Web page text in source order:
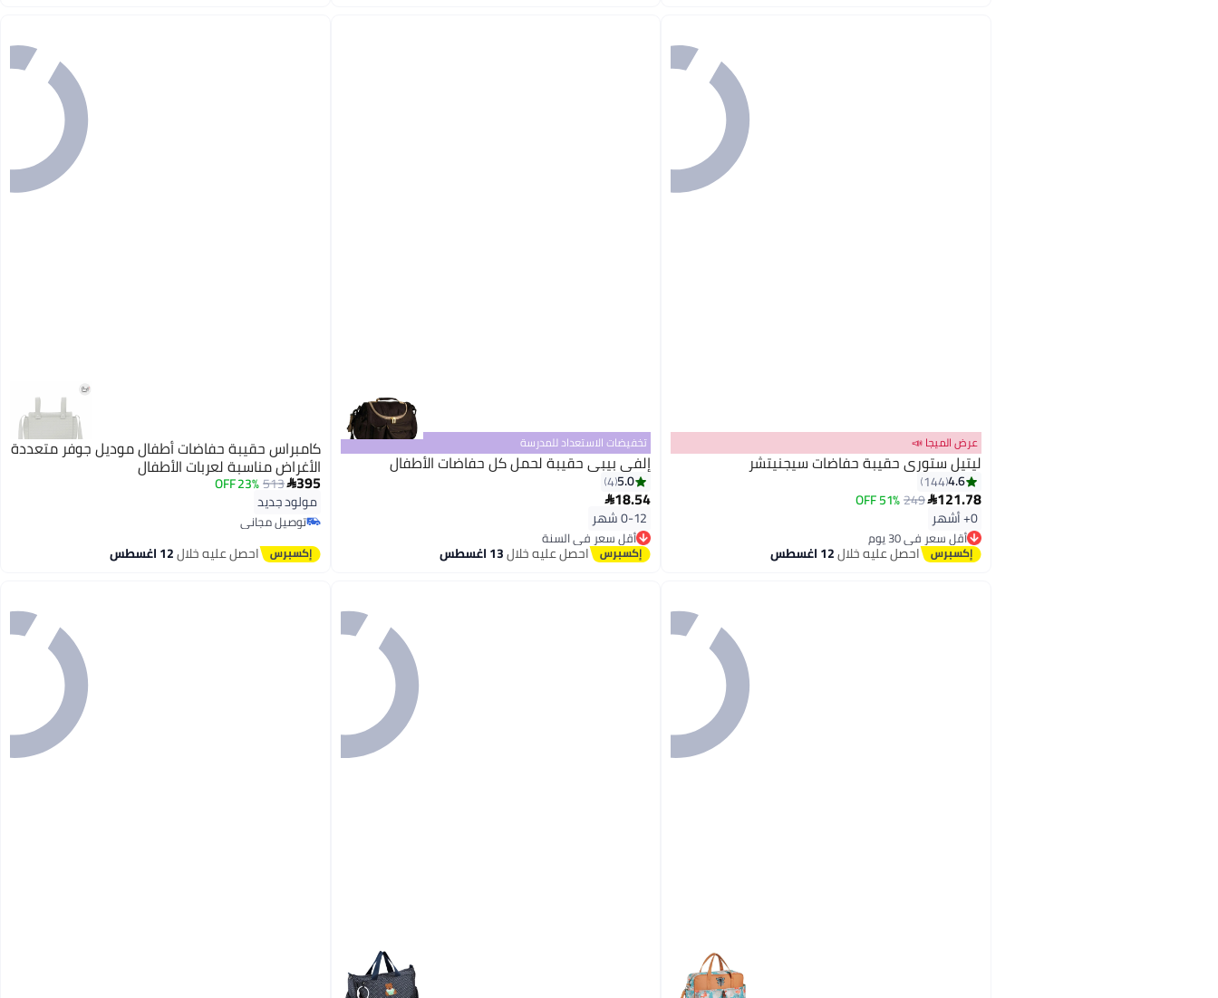
عرض الميجا 📣
ليتيل ستوري حقيبة حفاضات سيجنيتشر
4.6
144
121.78
249
51% OFF
0+ أشهر
أقل سعر في 30 يوم
توصيل مجاني
أقل سعر في 30 يوماحصل عليه خلال12 اغسطس
تخفيضات الاستعداد للمدرسة
إلفي بيبي حقيبة لحمل كل حفاضات الأطفال
5.0
4
18.54
0-12 شهر
أقل سعر في السنة
توصيل مجاني
أقل سعر في السنة
احصل عليه خلال13 اغسطس
كامبراس حقيبة حفاضات أطفال موديل جوفر متعددة
الأغراض مناسبة لعربات الأطفال
395
513
23% OFF
مولود جديد
توصيل مجاني
توصيل مجاني
احصل عليه خلال12 اغسطس